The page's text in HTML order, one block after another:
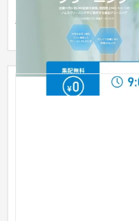
ラクリーニングは、1957
都に約...